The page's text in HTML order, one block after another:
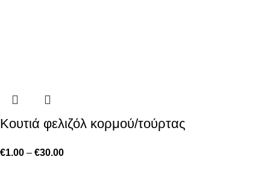
Kουτιά φελιζόλ κορμού/τούρτας
€1.00 – €30.00